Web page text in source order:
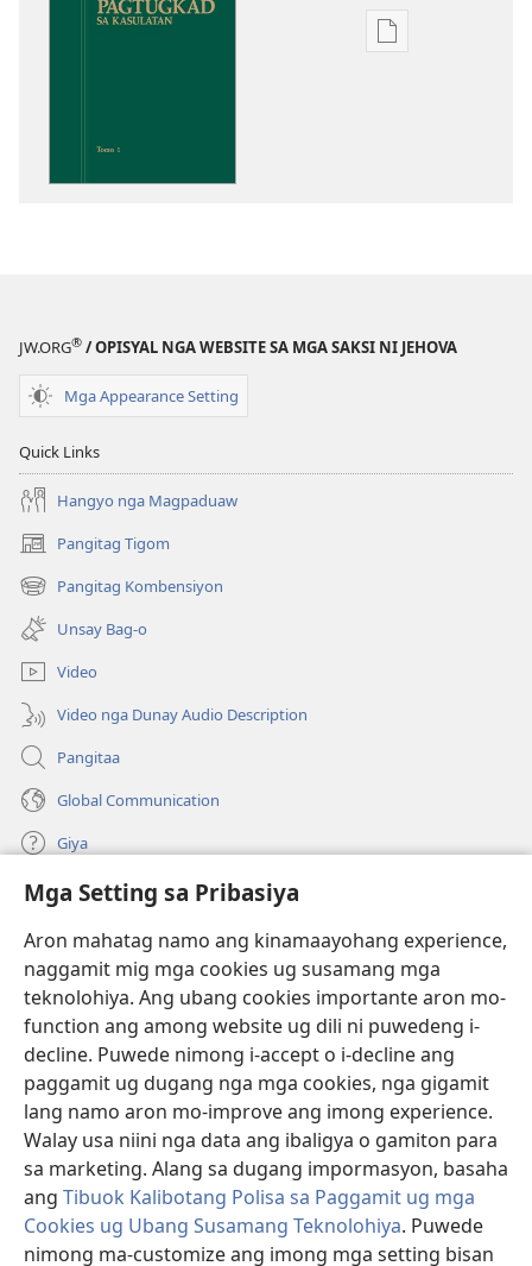
Mga Setting sa Pribasiya
Aron mahatag namo ang kinamaayohang experience,
naggamit mig mga cookies ug susamang mga
teknolohiya. Ang ubang cookies importante aron mo-
function ang among website ug dili ni puwedeng i-
decline. Puwede nimong i-accept o i-decline ang
paggamit ug dugang nga mga cookies, nga gigamit
lang namo aron mo-improve ang imong experience.
Walay usa niini nga data ang ibaligya o gamiton para
sa marketing. Alang sa dugang impormasyon, basaha
ang Tibuok Kalibotang Polisa sa Paggamit ug mga
Cookies ug Ubang Susamang Teknolohiya. Puwede
nimong ma-customize ang imong mga setting bisan
Opsiyon
JW.ORG® / OPISYAL NGA WEBSITE SA MGA SAKSI NI JEHOVA
Mga Appearance Setting
Quick Links
Hangyo nga Magpaduaw
Pangitag Tigom
(mo-
open
ug
bag-
ong
window)
Pangitag Kombensiyon
(mo-
open
ug
bag-
ong
window)
Unsay Bag-o
Video
Video nga Dunay Audio Description
Pangitaa
Global Communication
Giya
Donasyon
(mo-
open
bag-
ong
window)
Watchtower ONLINE NGA LIBRARYA
(mo-
open
ug
bag-
window)
JW Hub
(mo-
open
ug
bag-
ong
window)
JW Library
Watchtower Library
Copyright© 2026 Watch Tower Bible and Tract Society of Pennsylvania.